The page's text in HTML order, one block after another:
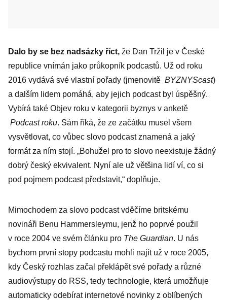
Dalo by se bez nadsázky říct, že Dan Tržil je v České
republice vnímán jako průkopník podcastů. Už od roku
2016 vydává své vlastní pořady (jmenovitě BYZNYScast)
a dalším lidem pomáhá, aby jejich podcast byl úspěšný.
Vybírá také Objev roku v kategorii byznys v anketě
Podcast roku. Sám říká, že ze začátku musel všem
vysvětlovat, co vůbec slovo podcast znamená a jaký
formát za ním stojí. „Bohužel pro to slovo neexistuje žádný
dobrý český ekvivalent. Nyní ale už většina lidí ví, co si
pod pojmem podcast představit,“ doplňuje.
Mimochodem za slovo podcast vděčíme britskému
novináři Benu Hammersleymu, jenž ho poprvé použil
v roce 2004 ve svém článku pro The ­Guardian. U nás
bychom první stopy podcastu mohli najít už v roce 2005,
kdy Český rozhlas začal překlápět své pořady a různé
audiovýstupy do RSS, tedy technologie, která umožňuje
automaticky odebírat internetové novinky z oblíbených